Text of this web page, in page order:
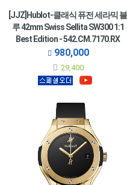
[JJZ]Hublot-클래식 퓨전 세라믹 블
루 42mm Swiss Sellita SW300 1:1
Best Edition - 542.CM.7170.RX
980,000
29,400